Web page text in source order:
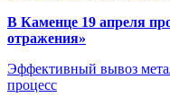
В Каменце 19 апреля
отражения»
Эффективный вывоз
процесс